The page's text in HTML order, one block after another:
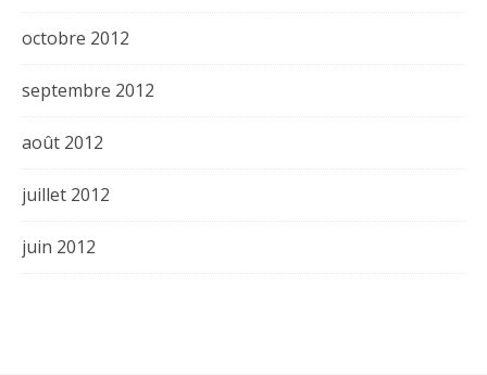
octobre 2012
septembre 2012
août 2012
juillet 2012
juin 2012